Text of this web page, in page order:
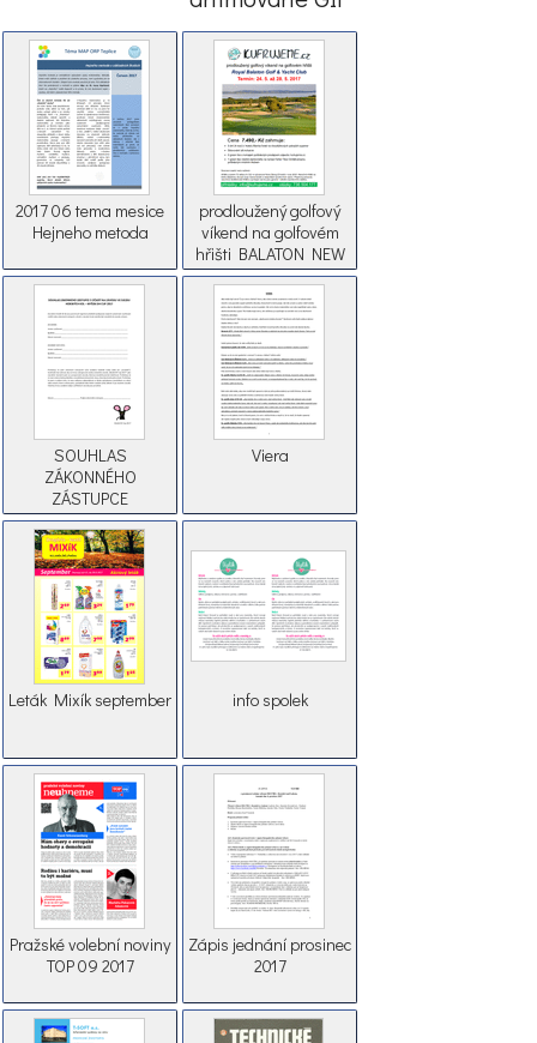
2017 06 tema mesice
Hejneho metoda
prodloužený golfový
víkend na golfovém
hřišti BALATON NEW
SOUHLAS
ZÁKONNÉHO
ZÁSTUPCE
Viera
Leták Mixík september info spolek
Pražské volební noviny
TOP 09 2017
Zápis jednání prosinec
2017